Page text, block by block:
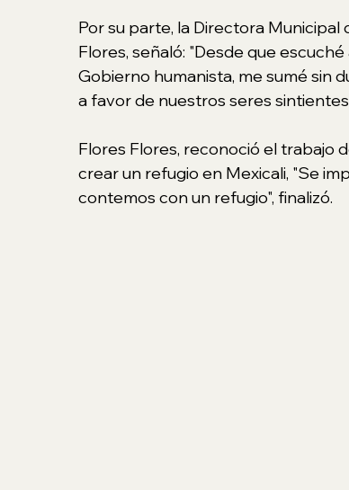
Por su parte, la Directora Municipal
Flores, señaló: "Desde que
Gobierno humanista, me sumé sin
a favor de nuestros seres
Flores Flores, reconoció el trabajo
crear un refugio en Mexicali, "Se
contemos con un refugio", finalizó.